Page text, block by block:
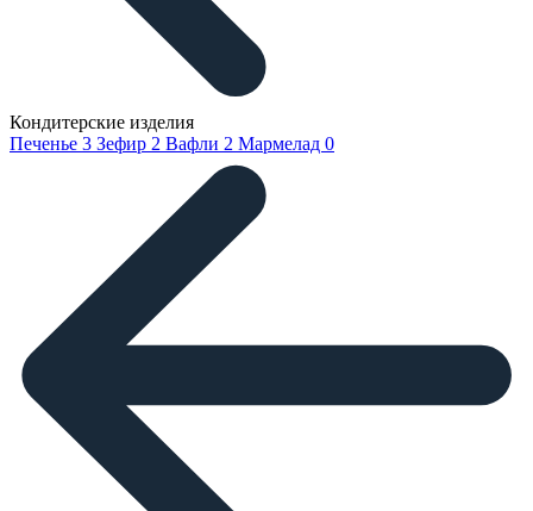
Кондитерские изделия
Печенье 3 Зефир 2 Вафли 2 Мармелад 0